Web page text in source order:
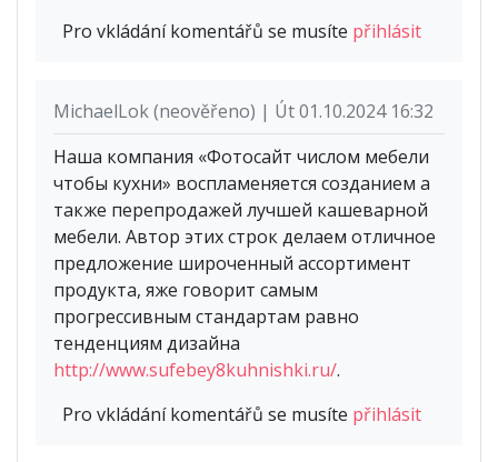
Pro vkládání komentářů se musíte přihlásit
MichaelLok (neověřeno) | Út 01.10.2024 16:32
Наша компания «Фотосайт числом мебели
чтобы кухни» воспламеняется созданием а
также перепродажей лучшей кашеварной
мебели. Автор этих строк делаем отличное
предложение широченный ассортимент
продукта, яже говорит самым
прогрессивным стандартам равно
тенденциям дизайна
http://www.sufebey8kuhnishki.ru/.
Pro vkládání komentářů se musíte přihlásit